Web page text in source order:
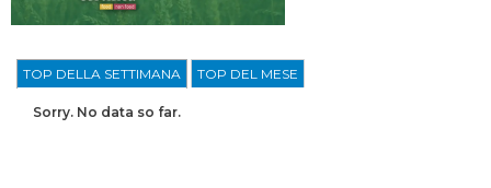
TOP DELLA SETTIMANA TOP DEL MESE
Sorry. No data so far.